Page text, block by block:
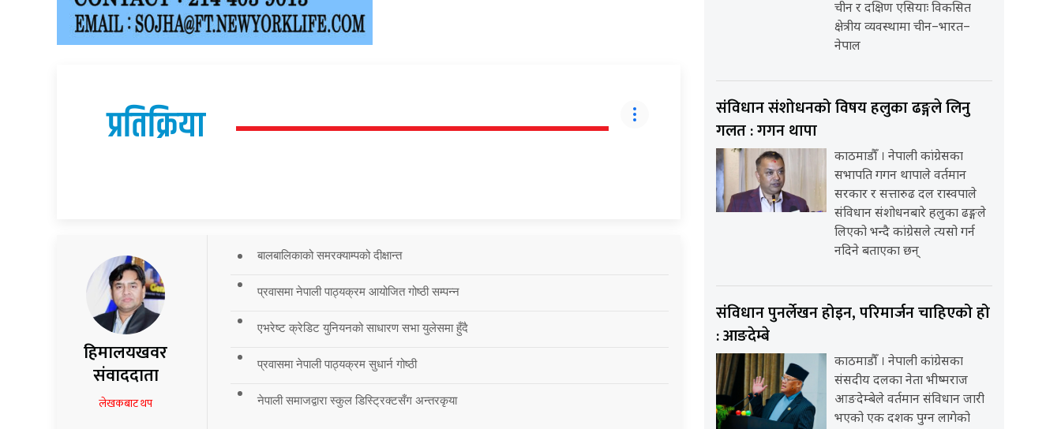
प्रतिक्रिया
हिमालयखवर
संवाददाता
लेखकबाट थप
बालबालिकाको समरक्याम्पको दीक्षान्त
प्रवासमा नेपाली पाठ्यक्रम आयोजित गोष्ठी सम्पन्न
एभरेष्ट क्रेडिट युनियनको साधारण सभा युलेसमा हुँदै
प्रवासमा नेपाली पाठ्यक्रम सुधार्न गोष्ठी
नेपाली समाजद्वारा स्कुल डिस्ट्रिक्टसँग अन्तरकृया
चीन र दक्षिण एसियाः विकसित
क्षेत्रीय व्यवस्थामा चीन–भारत–
नेपाल
संविधान संशोधनको विषय हलुका ढङ्गले लिनु
गलत : गगन थापा
काठमाडौँ । नेपाली कांग्रेसका
सभापति गगन थापाले वर्तमान
सरकार र सत्तारुढ दल रास्वपाले
संविधान संशोधनबारे हलुका ढङ्गले
लिएको भन्दै कांग्रेसले त्यसो गर्न
नदिने बताएका छन्
संविधान पुनर्लेखन होइन, परिमार्जन चाहिएको हो
: आङदेम्बे
काठमाडौँ । नेपाली कांग्रेसका
संसदीय दलका नेता भीष्मराज
आङदेम्बेले वर्तमान संविधान जारी
भएको एक दशक पुग्न लागेको